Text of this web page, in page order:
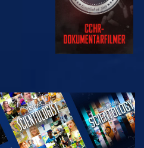
UTFORSK
SERIEN